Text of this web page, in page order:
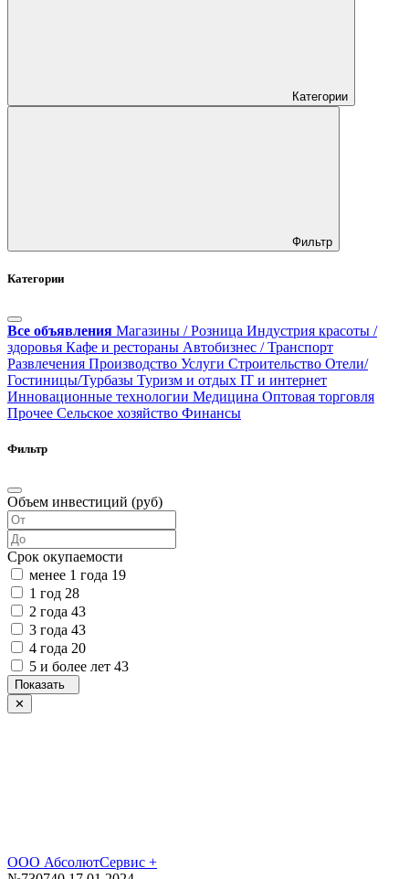
Категории
Фильтр
Категории
Все объявления Магазины / Розница Индустрия красоты /
здоровья Кафе и рестораны Автобизнес / Транспорт
Развлечения Производство Услуги Строительство Отели/
Гостиницы/Турбазы Туризм и отдых IT и интернет
Инновационные технологии Медицина Оптовая торговля
Прочее Сельское хозяйство Финансы
Фильтр
Объем инвестиций (руб)
Срок окупаемости
менее 1 года 19
1 год 28
2 года 43
3 года 43
4 года 20
5 и более лет 43
ООО АбсолютСервис +